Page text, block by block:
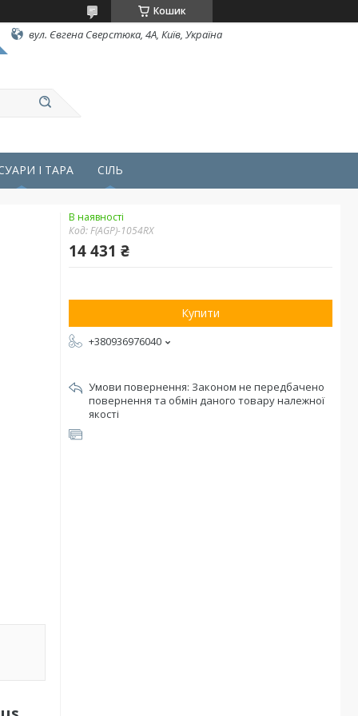
Кошик
вул. Євгена Сверстюка, 4А, Київ, Україна
І ТАРА СІЛЬ
В наявності
Код:F(AGP)-1054RX
14 431 ₴
Купити
+380936976040
Законом не передбачено
повернення та обмін даного товару належної
якості